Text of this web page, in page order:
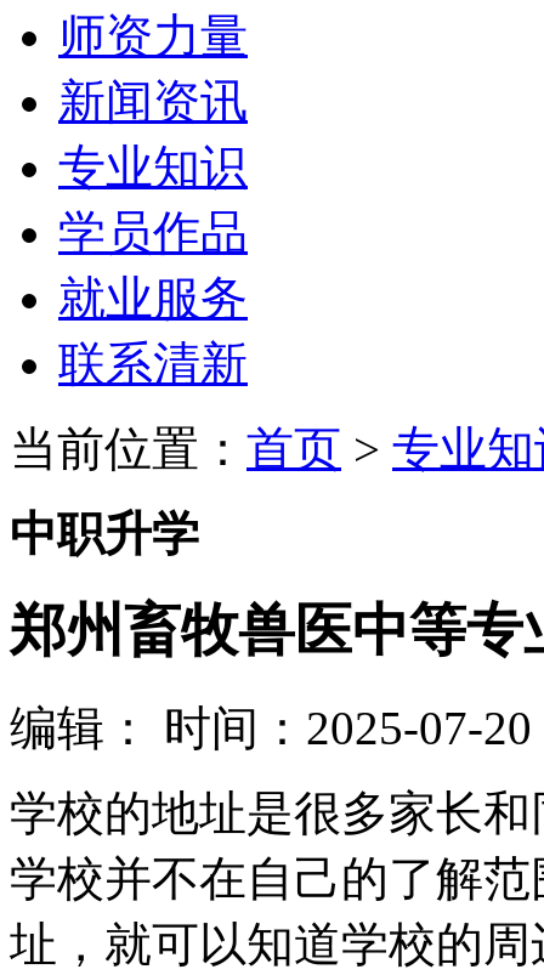
师资力量
新闻资讯
专业知识
学员作品
就业服务
联系清新
当前位置： 首页 > 专业
中职升学
郑州畜牧兽医中等专
编辑：
时间：2025-07-20
学校的地址是很多家长
学校并不在自己的了解
址，就可以知道学校的